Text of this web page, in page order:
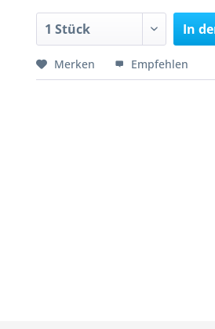
In
Merken Empfehlen